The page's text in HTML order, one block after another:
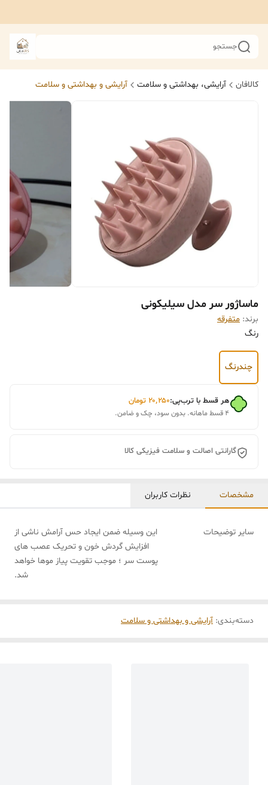
جستجو
کالافان آرایشی، بهداشتی و سلامت آرایشی و بهداشتی و سلامت
ماساژور سر مدل سیلیکونی
برند: متفرقه
رنگ
چندرنگ
هر قسط با ترب‌پی:۲۰٬۲۵۰ تومان
۴ قسط ماهانه. بدون سود، چک و ضامن.
گارانتی اصالت و سلامت فیزیکی کالا
مشخصات نظرات کاربران
سایر توضیحات
این وسیله ضمن ایجاد حس آرامش ناشی از
افزایش گردش خون و تحریک عصب های
پوست سر ؛ موجب تقویت پیاز موها خواهد
شد.
دسته‌بندی: آرایشی و بهداشتی و سلامت